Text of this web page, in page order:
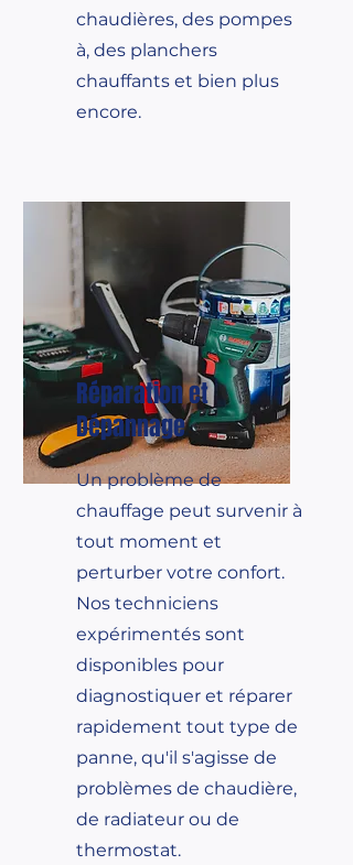
chaudières, des pompes
à, des planchers
chauffants et bien plus
encore.
Réparation et
Dépannage
Un problème de
chauffage peut survenir à
tout moment et
perturber votre confort.
Nos techniciens
expérimentés sont
disponibles pour
diagnostiquer et réparer
rapidement tout type de
panne, qu'il s'agisse de
problèmes de chaudière,
de radiateur ou de
thermostat.